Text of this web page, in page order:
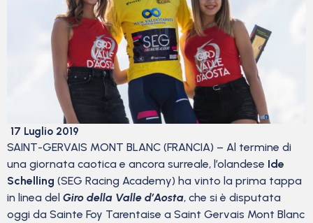
17 Luglio 2019
SAINT-GERVAIS MONT BLANC (FRANCIA) – Al termine di
una giornata caotica e ancora surreale, l’olandese Ide
Schelling (SEG Racing Academy) ha vinto la prima tappa
in linea del Giro della Valle d’Aosta, che si è disputata
oggi da Sainte Foy Tarentaise a Saint Gervais Mont Blanc